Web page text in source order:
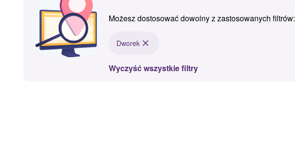
Możesz dostosować dowolny z zastosowanych filtrów:
Dworek
Wyczyść wszystkie filtry